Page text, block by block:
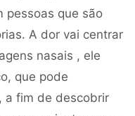
pessoas que são
A dor vai centrar
nasais , ele
que pode
a fim de descobrir